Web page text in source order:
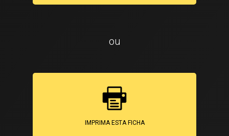
ou
IMPRIMA ESTA FICHA